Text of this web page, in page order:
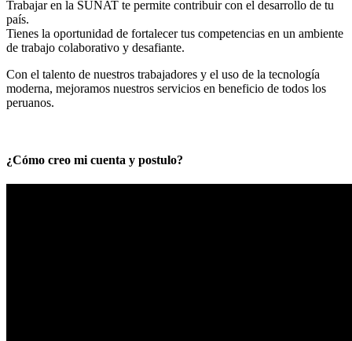
Trabajar en la SUNAT te permite contribuir con el desarrollo de tu
país.
Tienes la oportunidad de fortalecer tus competencias en un ambiente
de trabajo colaborativo y desafiante.
Con el talento de nuestros trabajadores y el uso de la tecnología
moderna, mejoramos nuestros servicios en beneficio de todos los
peruanos.
¿Cómo creo mi cuenta y postulo?